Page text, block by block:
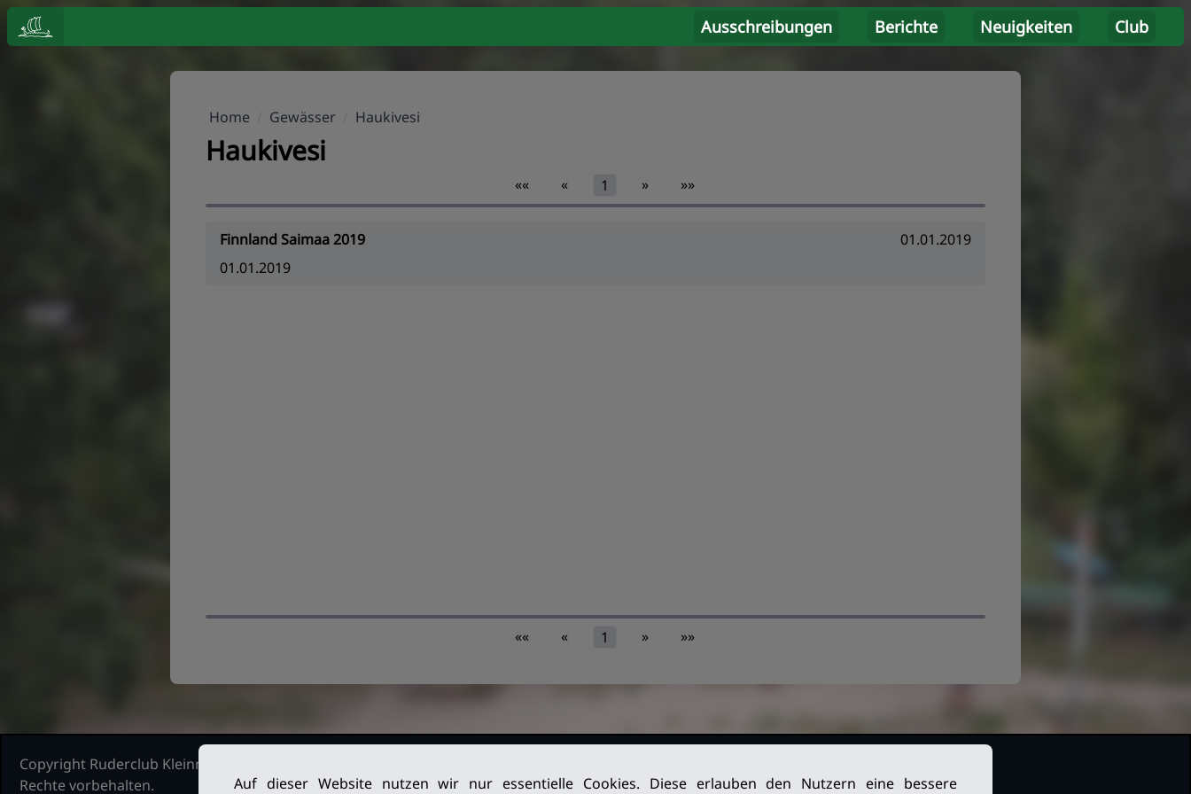
Ausschreibungen Berichte Neuigkeiten Club
Home Gewässer Haukivesi
Haukivesi
«« « 1 » »»
Finnland Saimaa 2019
01.01.2019
01.01.2019
«« « 1 » »»
Copyright Ruderclub Kleinmachnow Stahnsdorf Teltow, 2026. Alle
Rechte vorbehalten.
Datenschutz
Auf dieser Website nutzen wir nur essentielle Cookies. Diese erlauben den Nutzern eine bessere